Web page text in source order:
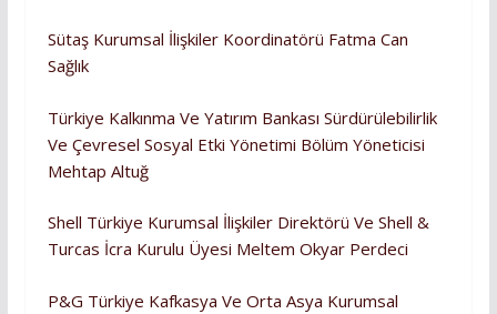
Sütaş Kurumsal İlişkiler Koordinatörü Fatma Can
Sağlık
Türkiye Kalkınma Ve Yatırım Bankası Sürdürülebilirlik
Ve Çevresel Sosyal Etki Yönetimi Bölüm Yöneticisi
Mehtap Altuğ
Shell Türkiye Kurumsal İlişkiler Direktörü Ve Shell &
Turcas İcra Kurulu Üyesi Meltem Okyar Perdeci
P&G Türkiye Kafkasya Ve Orta Asya Kurumsal